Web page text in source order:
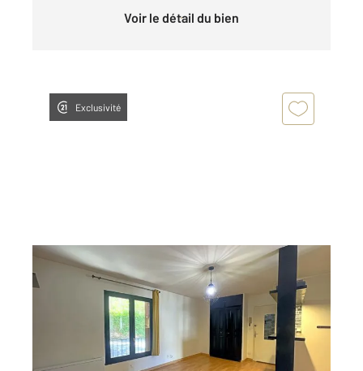
Voir le détail du bien
Exclusivité
TOULOUSE 31
34,46 m2, 2 pièces
Ref : 20217
Appartement F2 à vendre
135 000 €